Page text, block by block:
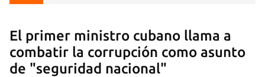
El primer ministro cubano llama a
combatir la corrupción como asunto
de "seguridad nacional"